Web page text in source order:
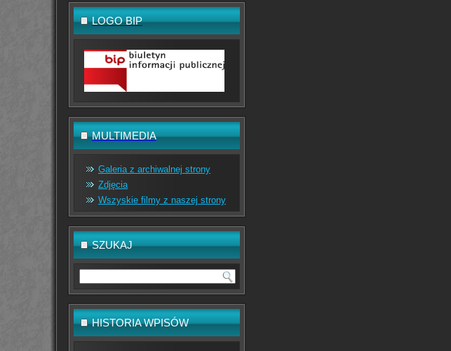
LOGO BIP
MULTIMEDIA
Galeria z archiwalnej strony
Zdjęcia
Wszyskie filmy z naszej strony
SZUKAJ
HISTORIA WPISÓW